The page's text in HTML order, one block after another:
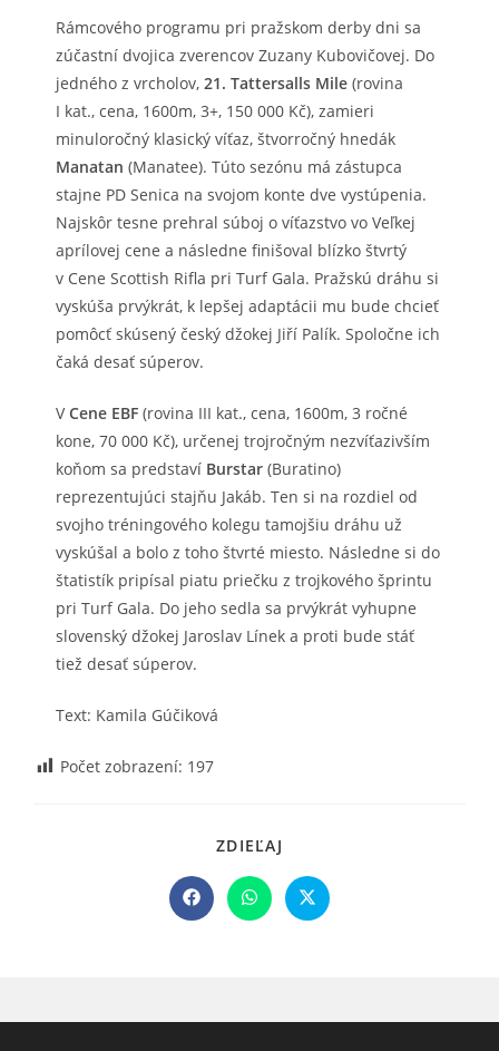
Rámcového programu pri pražskom derby dni sa
zúčastní dvojica zverencov Zuzany Kubovičovej. Do
jedného z vrcholov, 21. Tattersalls Mile (rovina
I kat., cena, 1600m, 3+, 150 000 Kč), zamieri
minuloročný klasický víťaz, štvorročný hnedák
Manatan (Manatee). Túto sezónu má zástupca
stajne PD Senica na svojom konte dve vystúpenia.
Najskôr tesne prehral súboj o víťazstvo vo Veľkej
aprílovej cene a následne finišoval blízko štvrtý
v Cene Scottish Rifla pri Turf Gala. Pražskú dráhu si
vyskúša prvýkrát, k lepšej adaptácii mu bude chcieť
pomôcť skúsený český džokej Jiří Palík. Spoločne ich
čaká desať súperov.
VCene EBF (rovina III kat., cena, 1600m, 3 ročné
kone, 70 000 Kč), určenej trojročným nezvíťazivším
koňom sa predstaví Burstar (Buratino)
reprezentujúci stajňu Jakáb. Ten si na rozdiel od
svojho tréningového kolegu tamojšiu dráhu už
vyskúšal a bolo z toho štvrté miesto. Následne si do
štatistík pripísal piatu priečku z trojkového šprintu
pri Turf Gala. Do jeho sedla sa prvýkrát vyhupne
slovenský džokej Jaroslav Línek a proti bude stáť
tiež desať súperov.
Text: Kamila Gúčiková
Počet zobrazení: 197
ZDIEĽAJ
CONTENT
Opens
in
Opens
in
Opens
in